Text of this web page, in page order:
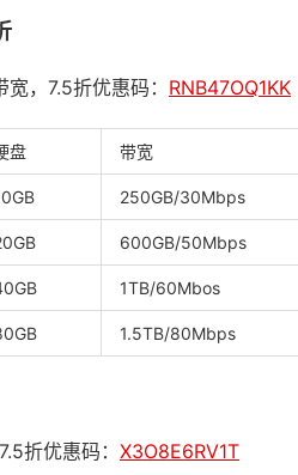
，7.5折优惠码： RNB47OQ1KK
盘 带宽
250GB/30Mbps
600GB/50Mbps
1TB/60Mbos
1.5TB/80Mbps
折优惠码： X3O8E6RV1T